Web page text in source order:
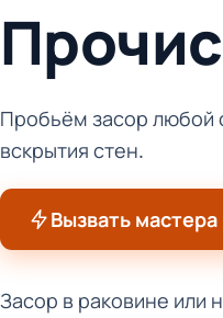
Пробьём засор любой
вскрытия стен.
Вызвать мастера
Засор в раковине или